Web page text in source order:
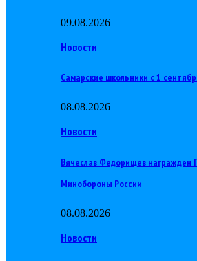
09.08.2026
Новости
Самарские школьники с 1
08.08.2026
Новости
Вячеслав Федорищев награжден
Минобороны России
08.08.2026
Новости